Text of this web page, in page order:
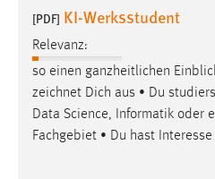
[PDF] KI-Werksstudent
Relevanz:
so einen ganzheitlichen
zeichnet Dich aus • Du
Data Science, Informatik oder
Fachgebiet • Du hast Interesse